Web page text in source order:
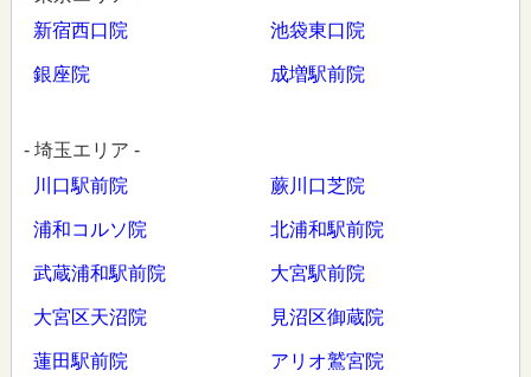
新宿西口院
池袋東口院
銀座院 成増駅前院
- 埼玉エリア -
川口駅前院
蕨川口芝院
浦和コルソ院 北浦和駅前院
武蔵浦和駅前院 大宮駅前院
大宮区天沼院 見沼区御蔵院
蓮田駅前院 アリオ鷲宮院